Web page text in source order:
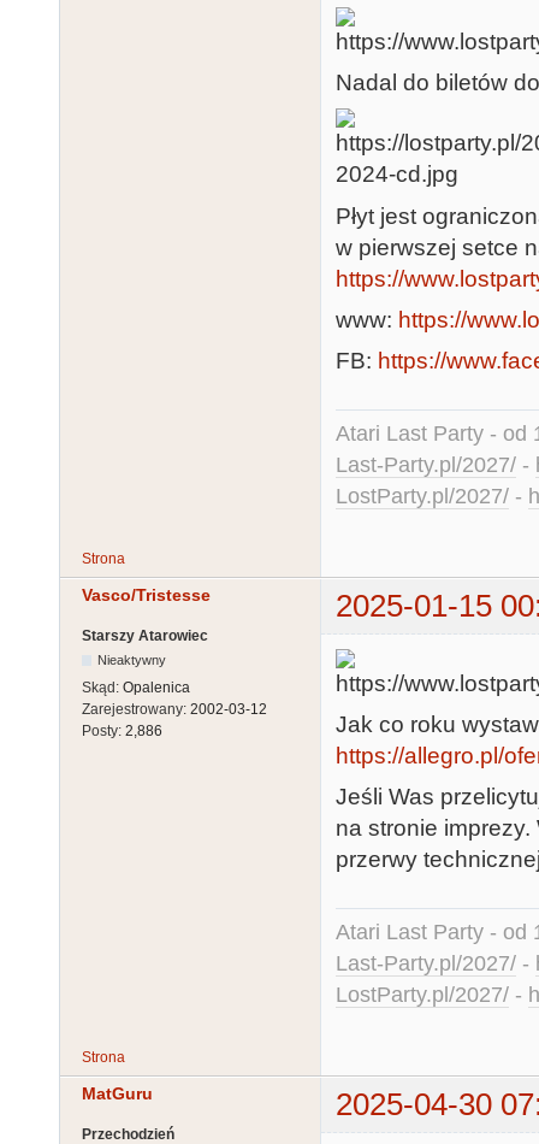
Nadal do biletów
Płyt jest
w pierwszej setce
https://
www: https://
FB: https://
Atari Last Party - od
Last-Party.pl/2027/ -
LostParty.pl/2027/ -
Strona
Vasco/Tristesse 2025-01-15
Starszy Atarowiec
Nieaktywny
Skąd: Opalenica
Zarejestrowany: 2002-03-12
Posty: 2,886
Jak co roku
https://allegro.pl/
Jeśli Was
na stronie
przerwy
Atari Last Party - od
Last-Party.pl/2027/ -
LostParty.pl/2027/ -
Strona
MatGuru 2025-04-30
Przechodzień